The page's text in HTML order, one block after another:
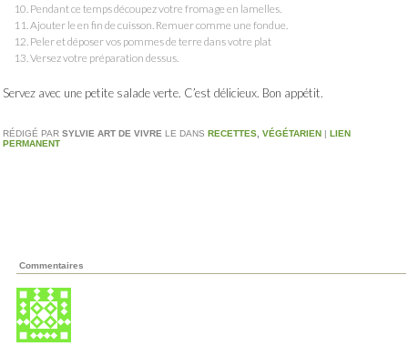
Pendant ce temps découpez votre fromage en lamelles.
Ajouter le en fin de cuisson. Remuer comme une fondue.
Peler et déposer vos pommes de terre dans votre plat
Versez votre préparation dessus.
Servez avec une petite salade verte. C’est délicieux. Bon appétit.
RÉDIGÉ PAR SYLVIE ART DE VIVRE LE DANS RECETTES VÉGÉTARIEN | LIEN
PERMANENT
Commentaires